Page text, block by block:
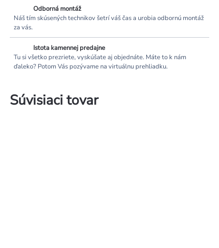
Odborná montáž
Náš tím skúsených technikov šetrí váš čas a urobia odbornú montáž
za vás.
Istota kamennej predajne
Tu si všetko prezriete, vyskúšate aj objednáte. Máte to k nám
ďaleko? Potom Vás pozývame na virtuálnu prehliadku.
Súvisiaci tovar